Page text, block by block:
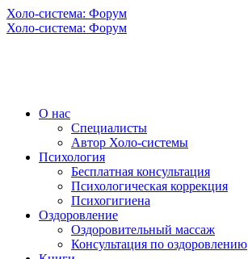
Холо-система: Форум
Холо-система: Форум
О нас
Специалисты
Автор Холо-системы
Психология
Бесплатная консультация
Психологическая коррекция
Психогигиена
Оздоровление
Оздоровительный массаж
Консультация по оздоровлению